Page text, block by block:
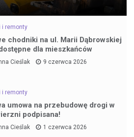
i remonty
chodniki na ul. Marii Dąbrowskiej
dla mieszkańców
Cieślak 9 czerwca 2026
i remonty
umowa na przebudowę drogi w
podpisana!
Cieślak 1 czerwca 2026